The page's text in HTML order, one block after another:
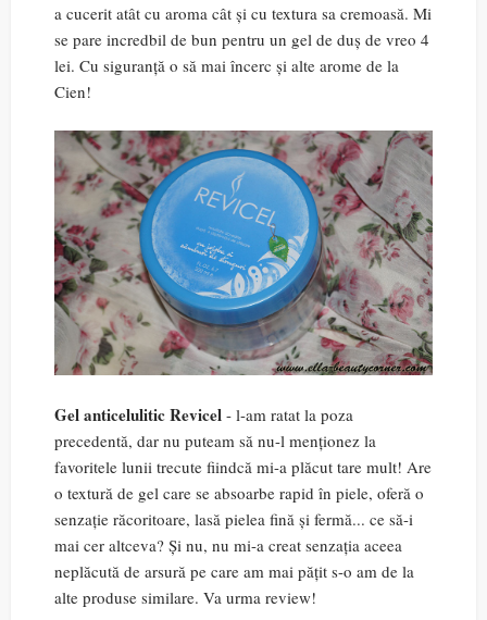
a cucerit atât cu aroma cât și cu textura sa cremoasă. Mi
se pare incredbil de bun pentru un gel de duș de vreo 4
lei. Cu siguranță o să mai încerc și alte arome de la
Cien!
Gel anticelulitic Revicel - l-am ratat la poza
precedentă, dar nu puteam să nu-l menționez la
favoritele lunii trecute fiindcă mi-a plăcut tare mult! Are
o textură de gel care se absoarbe rapid în piele, oferă o
senzație răcoritoare, lasă pielea fină și fermă... ce să-i
mai cer altceva? Și nu, nu mi-a creat senzația aceea
neplăcută de arsură pe care am mai pățit s-o am de la
alte produse similare. Va urma review!